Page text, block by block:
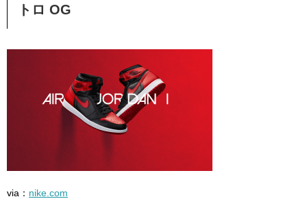
トロ OG
via： nike.com